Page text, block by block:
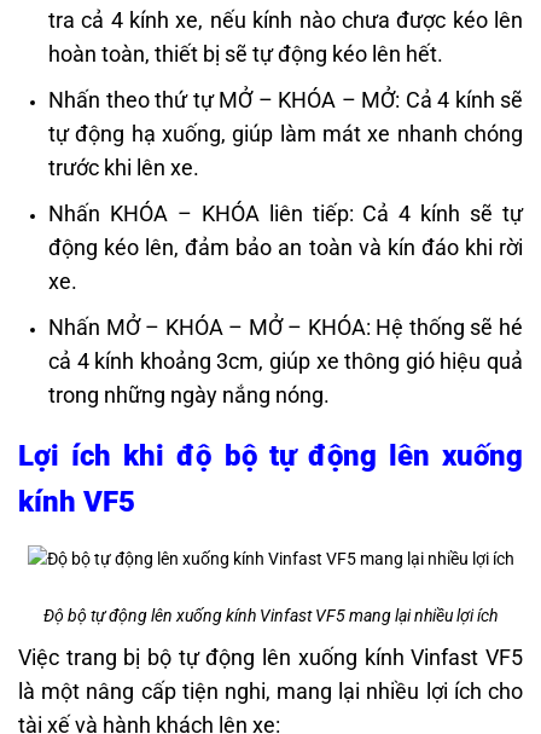
tra cả 4 kính xe, nếu kính nào chưa được kéo lên
hoàn toàn, thiết bị sẽ tự động kéo lên hết.
Nhấn theo thứ tự MỞ – KHÓA – MỞ: Cả 4 kính sẽ
tự động hạ xuống, giúp làm mát xe nhanh chóng
trước khi lên xe.
Nhấn KHÓA – KHÓA liên tiếp: Cả 4 kính sẽ tự
động kéo lên, đảm bảo an toàn và kín đáo khi rời
xe.
Nhấn MỞ – KHÓA – MỞ – KHÓA: Hệ thống sẽ hé
cả 4 kính khoảng 3cm, giúp xe thông gió hiệu quả
trong những ngày nắng nóng.
Lợi ích khi độ bộ tự động lên xuống
kính VF5
Độ bộ tự động lên xuống kính Vinfast VF5 mang lại nhiều lợi ích
Việc trang bị bộ tự động lên xuống kính Vinfast VF5
là một nâng cấp tiện nghi, mang lại nhiều lợi ích cho
tài xế và hành khách lên xe: